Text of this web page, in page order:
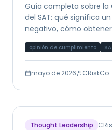
Guía completa sobre
del SAT: qué significa
negativo, cómo
opinión de cumplimiento
mayo de 2026 CRiskCo
Thought Leadership